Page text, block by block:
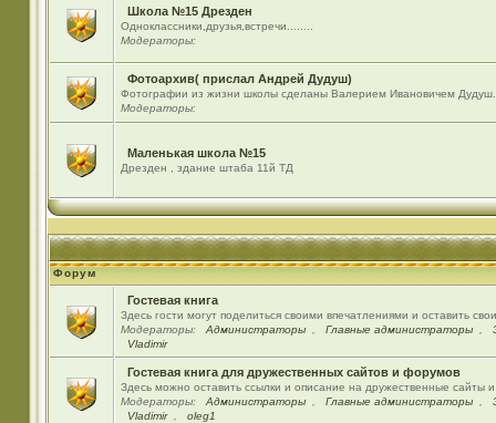
Школа №15 Дрезден
Одноклассники,друзья,встречи........
Модераторы:
Фотоархив( прислал Андрей Дудуш)
Фотографии из жизни школы сделаны Валерием Ивановичем Дудуш.
Модераторы:
Маленькая школа №15
Дрезден , здание штаба 11й ТД
Форум
Гостевая книга
Здесь гости могут поделиться своими впечатлениями и оставить
Модераторы:
Администраторы Главные администраторы
Vladimir
Гостевая книга для дружественных сайтов и форумов
Здесь можно оставить ссылки и описание на дружественные сайты
Модераторы:
Администраторы Главные администраторы
Vladimir
oleg1